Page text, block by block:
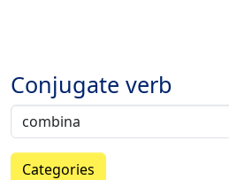
Conjugate verb
Categories